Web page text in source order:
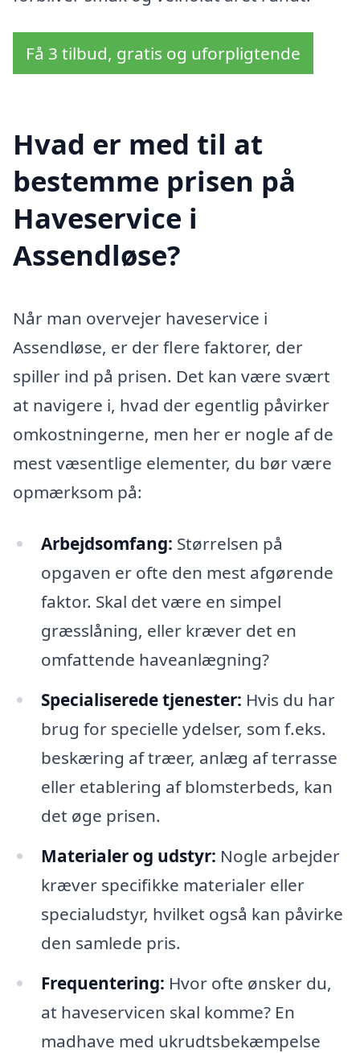
Få 3 tilbud, gratis og uforpligtende
Hvad er med til at
bestemme prisen på
Haveservice i
Assendløse?
Når man overvejer haveservice i
Assendløse, er der flere faktorer, der
spiller ind på prisen. Det kan være svært
at navigere i, hvad der egentlig påvirker
omkostningerne, men her er nogle af de
mest væsentlige elementer, du bør være
opmærksom på:
Arbejdsomfang: Størrelsen på
opgaven er ofte den mest afgørende
faktor. Skal det være en simpel
græsslåning, eller kræver det en
omfattende haveanlægning?
Specialiserede tjenester: Hvis du har
brug for specielle ydelser, som f.eks.
beskæring af træer, anlæg af terrasse
eller etablering af blomsterbeds, kan
det øge prisen.
Materialer og udstyr: Nogle arbejder
kræver specifikke materialer eller
specialudstyr, hvilket også kan påvirke
den samlede pris.
Frequentering: Hvor ofte ønsker du,
at haveservicen skal komme? En
madhave med ukrudtsbekæmpelse